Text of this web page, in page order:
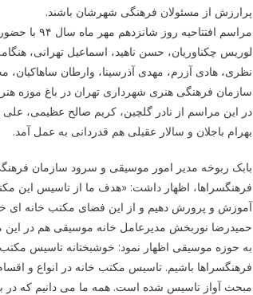
پرارزش از مسئولان فرهنگی شهرشان باشند.
مراسم افتتاحیه روز شانزدهم مهر ماه سال ۹۴ با حضور تعدادی از
لوریس چکناوریان، حسن ناهید، اسماعیل تهرانی،
نظری، هادی آزرم، مهدی آذرسینا، وارطان
سازمان فرهنگی هنری شهرداری تهران در باغ موزه
در این مراسم از نادر گلچین، کریم صالح عظیمی،
بهرام باجلان و سالار عقیلی هم قدردانی به عمل آمد.
بابک ربوخه مدیر امور موسیقی و سرود سازمان
فرهنگسراها، اظهار داشت: «هدف ما از تاسیس این
آموزش و پرورش دهیم و از این فضای مکتب خانه ای
حمیدرضا نوربخش مدیرعامل خانه موسیقی هم در این
به حوزه موسیقی اظهار نمود: خوشبختانه تاسیس
فرهنگسراها باشیم. تاسیس مکتب خانه در انواع و
مبحث آواز تاسیس شده است. همه ما می دانیم که در